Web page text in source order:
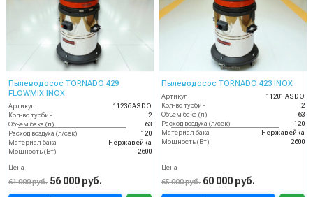
Пылеводосос TORNADO 429
FLOWMIX INOX
Артикул
11236 ASDO
Кол-во турбин
2
Объем бака (л)
63
Расход воздуха (л/сек)
120
Материал бака
Нержавейка
Мощность (Вт)
2600
Цена
61 000 руб. 56 000 руб.
Пылеводосос TORNADO 423 INOX
Артикул
11201 ASDO
Кол-во турбин
2
Объем бака (л)
63
Расход воздуха (л/сек)
120
Материал бака
Нержавейка
Мощность (Вт)
2600
Цена
65 000 руб. 60 000 руб.